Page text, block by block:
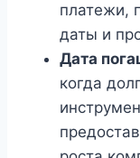
платежи,
даты и
Дата
когда